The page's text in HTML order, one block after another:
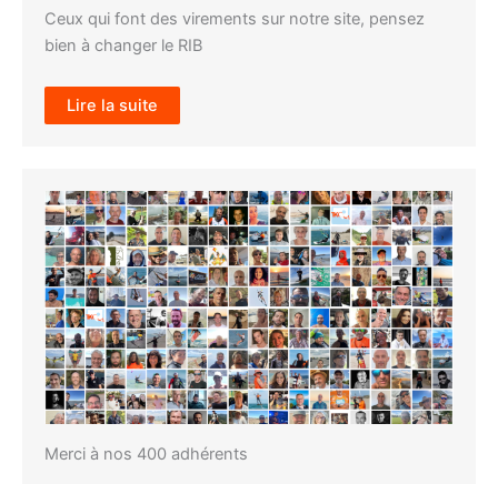
Ceux qui font des virements sur notre site, pensez
bien à changer le RIB
Lire la suite
Merci à nos 400 adhérents